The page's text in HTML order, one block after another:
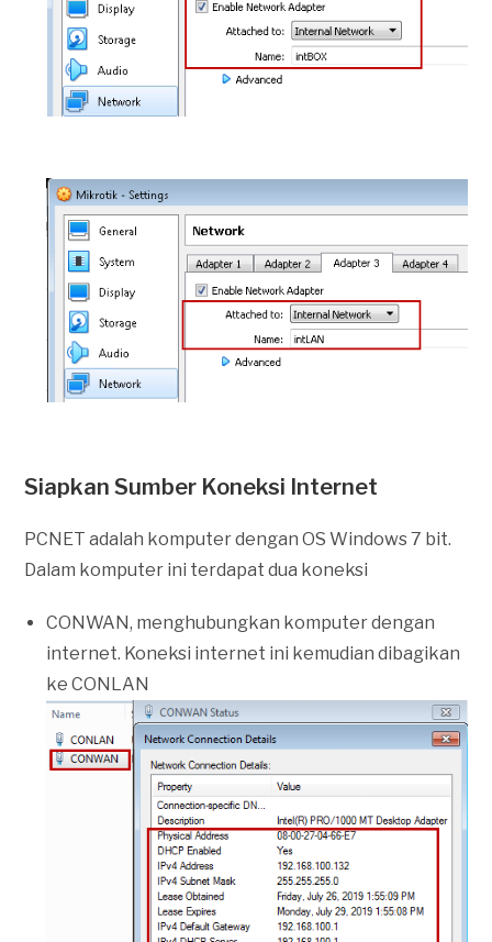
Siapkan Sumber Koneksi Internet
PCNET adalah komputer dengan OS Windows 7 bit.
Dalam komputer ini terdapat dua koneksi
CONWAN, menghubungkan komputer dengan
internet. Koneksi internet ini kemudian dibagikan
ke CONLAN